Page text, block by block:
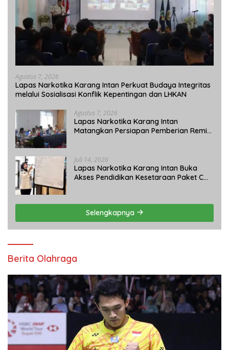
Agustus 7, 2026
Lapas Narkotika Karang Intan Perkuat Budaya Integritas
melalui Sosialisasi Konflik Kepentingan dan LHKAN
Agustus 7, 2026
Lapas Narkotika Karang Intan
Matangkan Persiapan Pemberian Remisi
Juli 14, 2026
Lapas Narkotika Karang Intan Buka
Akses Pendidikan Kesetaraan Paket C
Selengkapnya
Berita Olahraga